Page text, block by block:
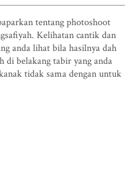
tentang photoshoot
Kelihatan cantik dan
anda lihat bila hasilnya dah
di belakang tabir yang anda
tidak sama dengan untuk